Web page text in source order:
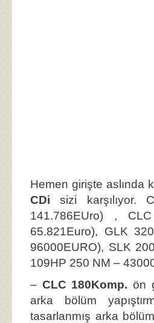
Hemen girişte aslında
CDi sizi karşılıyor.
141.786EUro) ,
65.821Euro), GLK
96000EURO), SLK
109HP 250 NM –
– CLC 180Komp. ön
arka bölüm
tasarlanmış arka